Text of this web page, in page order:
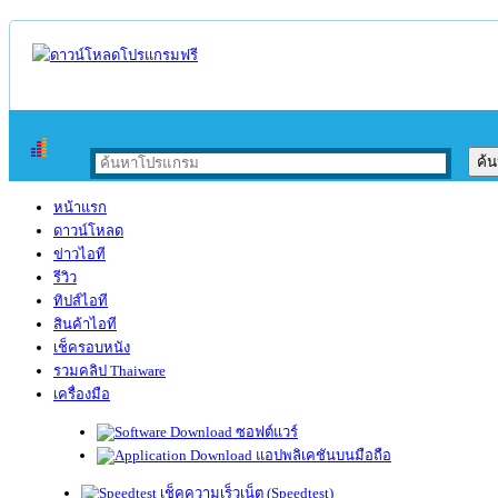
หน้าแรก
ดาวน์โหลด
ข่าวไอที
รีวิว
ทิปส์ไอที
สินค้าไอที
เช็ครอบหนัง
รวมคลิป Thaiware
เครื่องมือ
ซอฟต์แวร์
แอปพลิเคชันบนมือถือ
เช็คความเร็วเน็ต (Speedtest)